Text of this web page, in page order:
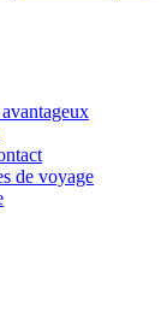
de voyage